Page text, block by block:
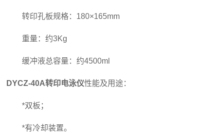
转印孔板规格：180×165mm
重量：约3Kg
缓冲液总容量：约4500ml
DYCZ-40A转印电泳仪性能及用途：
*双板；
*有冷却装置。